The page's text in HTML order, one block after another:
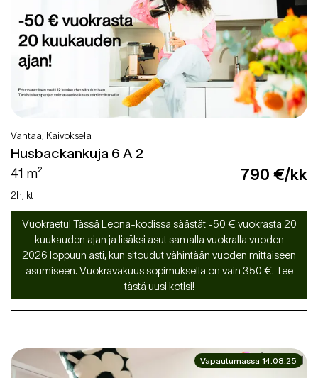
Vantaa, Kaivoksela
Husbackankuja 6 A 2
41 m²
790 €/kk
2h, kt
Vuokraetu! Tässä Leona-kodissa säästät -50 € vuokrasta 20
kuukauden ajan ja lisäksi asut samalla vuokralla vuoden
2026 loppuun asti, kun sitoudut vähintään vuoden mittaiseen
asumiseen. Vuokravakuus sopimuksella on vain 350 €. Tee
tästä uusi kotisi!
Vapautumassa 14.08.25